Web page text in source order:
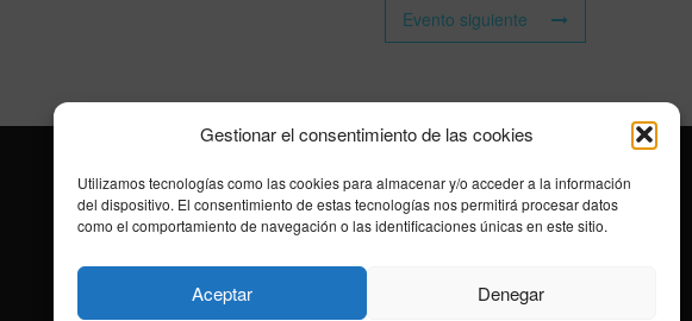
Gestionar el consentimiento de las cookies
Utilizamos tecnologías como las cookies para almacenar y/o acceder a la información
del dispositivo. El consentimiento de estas tecnologías nos permitirá procesar datos
como el comportamiento de navegación o las identificaciones únicas en este sitio.
Aceptar Denegar
Evento siguiente